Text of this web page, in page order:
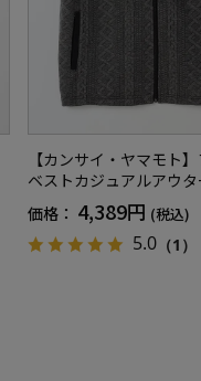
【カンサイ・ヤマモト
ベストカジュアルアウ
価格： 4,389円 (税込)
5.0 （1）